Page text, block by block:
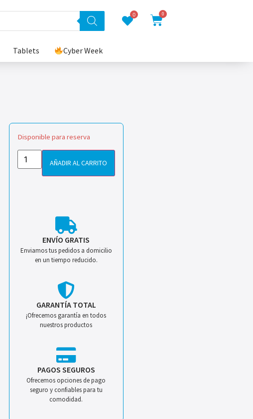
0 0
Tablets Cyber Week
Disponible para reserva
AÑADIR AL CARRITO
ENVÍO GRATIS
Enviamos tus pedidos a domicilio
en un tiempo reducido.
GARANTÍA TOTAL
¡Ofrecemos garantía en todos
nuestros productos
PAGOS SEGUROS
Ofrecemos opciones de pago
seguro y confiables para tu
comodidad.